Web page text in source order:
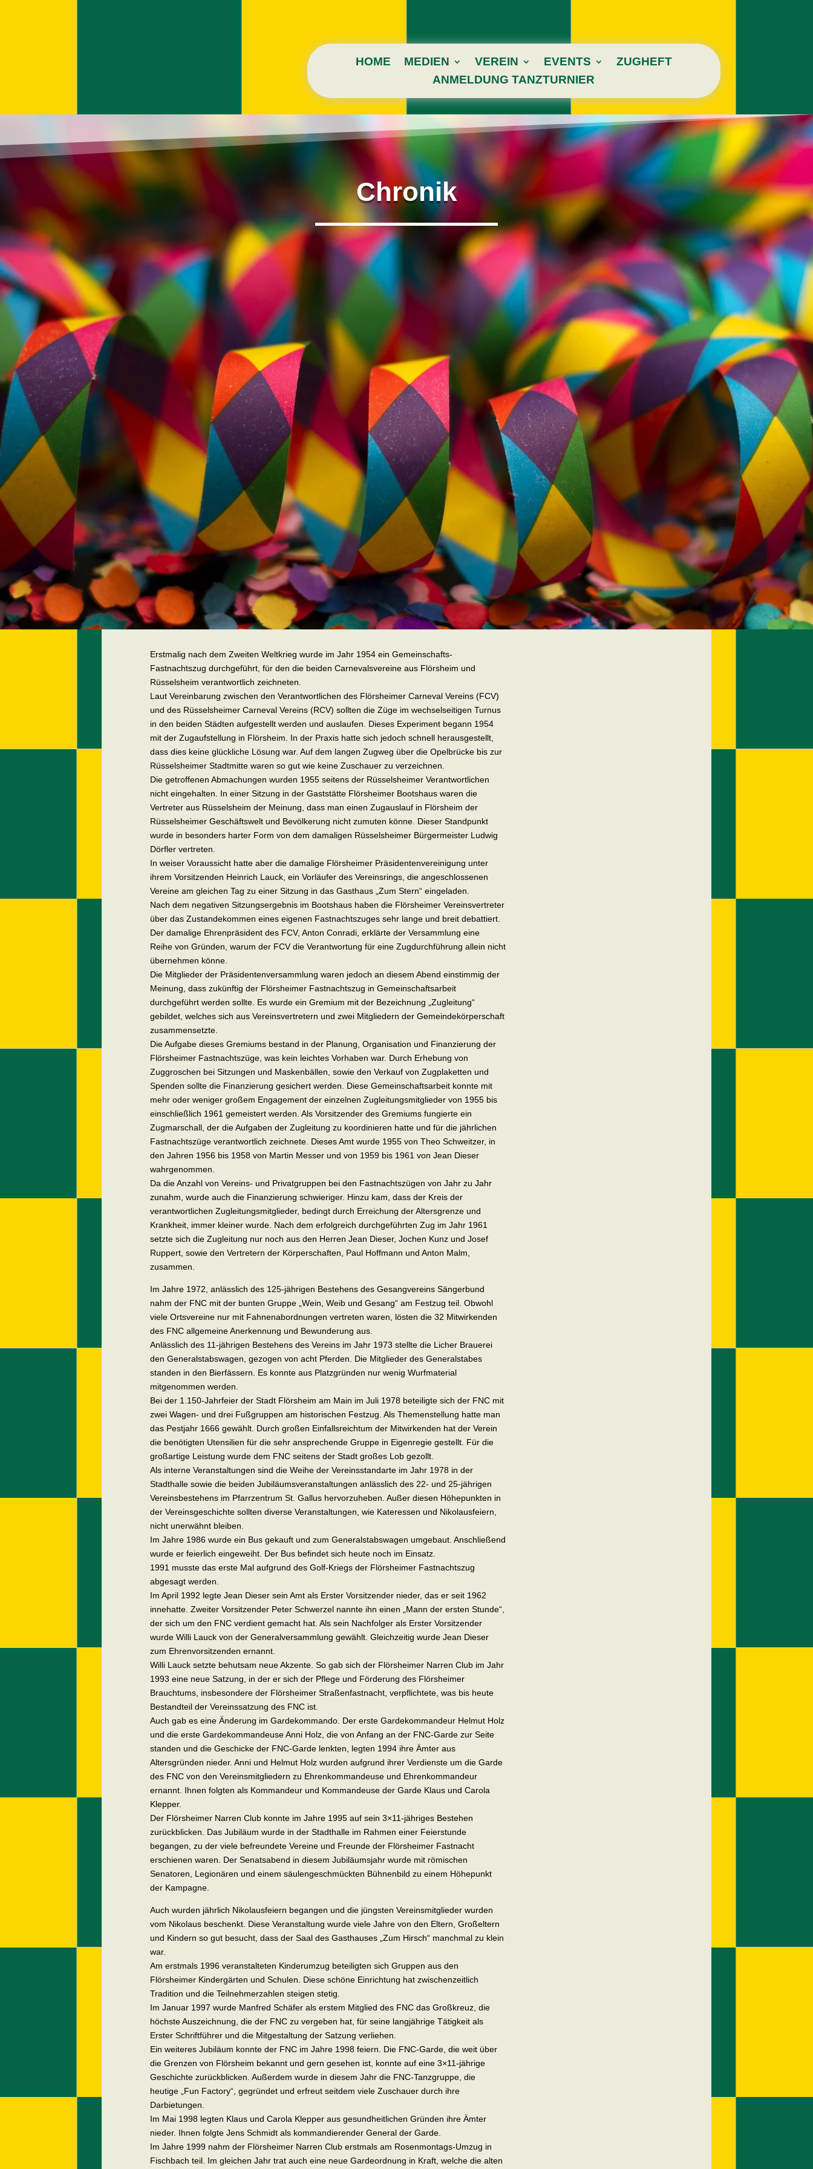
HOME MEDIEN VEREIN EVENTS
ZUGHEFT
ANMELDUNG TANZTURNIER
Chronik
Erstmalig nach dem Zweiten Weltkrieg wurde im Jahr 1954 ein Gemeinschafts-
Fastnachtszug durchgeführt, für den die beiden Carnevalsvereine aus Flörsheim und
Rüsselsheim verantwortlich zeichneten.
Laut Vereinbarung zwischen den Verantwortlichen des Flörsheimer Carneval Vereins (FCV)
und des Rüsselsheimer Carneval Vereins (RCV) sollten die Züge im wechselseitigen Turnus
in den beiden Städten aufgestellt werden und auslaufen. Dieses Experiment begann 1954
mit der Zugaufstellung in Flörsheim. In der Praxis hatte sich jedoch schnell herausgestellt,
dass dies keine glückliche Lösung war. Auf dem langen Zugweg über die Opelbrücke bis zur
Rüsselsheimer Stadtmitte waren so gut wie keine Zuschauer zu verzeichnen.
Die getroffenen Abmachungen wurden 1955 seitens der Rüsselsheimer Verantwortlichen
nicht eingehalten. In einer Sitzung in der Gaststätte Flörsheimer Bootshaus waren die
Vertreter aus Rüsselsheim der Meinung, dass man einen Zugauslauf in Flörsheim der
Rüsselsheimer Geschäftswelt und Bevölkerung nicht zumuten könne. Dieser Standpunkt
wurde in besonders harter Form von dem damaligen Rüsselsheimer Bürgermeister Ludwig
Dörfler vertreten.
In weiser Voraussicht hatte aber die damalige Flörsheimer Präsidentenvereinigung unter
ihrem Vorsitzenden Heinrich Lauck, ein Vorläufer des Vereinsrings, die angeschlossenen
Vereine am gleichen Tag zu einer Sitzung in das Gasthaus „Zum Stern“ eingeladen.
Nach dem negativen Sitzungsergebnis im Bootshaus haben die Flörsheimer Vereinsvertreter
über das Zustandekommen eines eigenen Fastnachtszuges sehr lange und breit debattiert.
Der damalige Ehrenpräsident des FCV, Anton Conradi, erklärte der Versammlung eine
Reihe von Gründen, warum der FCV die Verantwortung für eine Zugdurchführung allein nicht
übernehmen könne.
Die Mitglieder der Präsidentenversammlung waren jedoch an diesem Abend einstimmig der
Meinung, dass zukünftig der Flörsheimer Fastnachtszug in Gemeinschaftsarbeit
durchgeführt werden sollte. Es wurde ein Gremium mit der Bezeichnung „Zugleitung“
gebildet, welches sich aus Vereinsvertretern und zwei Mitgliedern der Gemeindekörperschaft
zusammensetzte.
Die Aufgabe dieses Gremiums bestand in der Planung, Organisation und Finanzierung der
Flörsheimer Fastnachtszüge, was kein leichtes Vorhaben war. Durch Erhebung von
Zuggroschen bei Sitzungen und Maskenbällen, sowie den Verkauf von Zugplaketten und
Spenden sollte die Finanzierung gesichert werden. Diese Gemeinschaftsarbeit konnte mit
mehr oder weniger großem Engagement der einzelnen Zugleitungsmitglieder von 1955 bis
einschließlich 1961 gemeistert werden. Als Vorsitzender des Gremiums fungierte ein
Zugmarschall, der die Aufgaben der Zugleitung zu koordinieren hatte und für die jährlichen
Fastnachtszüge verantwortlich zeichnete. Dieses Amt wurde 1955 von Theo Schweitzer, in
den Jahren 1956 bis 1958 von Martin Messer und von 1959 bis 1961 von Jean Dieser
wahrgenommen.
Da die Anzahl von Vereins- und Privatgruppen bei den Fastnachtszügen von Jahr zu Jahr
zunahm, wurde auch die Finanzierung schwieriger. Hinzu kam, dass der Kreis der
verantwortlichen Zugleitungsmitglieder, bedingt durch Erreichung der Altersgrenze und
Krankheit, immer kleiner wurde. Nach dem erfolgreich durchgeführten Zug im Jahr 1961
setzte sich die Zugleitung nur noch aus den Herren Jean Dieser, Jochen Kunz und Josef
Ruppert, sowie den Vertretern der Körperschaften, Paul Hoffmann und Anton Malm,
zusammen.
Im Jahre 1972, anlässlich des 125-jährigen Bestehens des Gesangvereins Sängerbund
nahm der FNC mit der bunten Gruppe „Wein, Weib und Gesang“ am Festzug teil. Obwohl
viele Ortsvereine nur mit Fahnenabordnungen vertreten waren, lösten die 32 Mitwirkenden
des FNC allgemeine Anerkennung und Bewunderung aus.
Anlässlich des 11-jährigen Bestehens des Vereins im Jahr 1973 stellte die Licher Brauerei
den Generalstabswagen, gezogen von acht Pferden. Die Mitglieder des Generalstabes
standen in den Bierfässern. Es konnte aus Platzgründen nur wenig Wurfmaterial
mitgenommen werden.
Bei der 1.150-Jahrfeier der Stadt Flörsheim am Main im Juli 1978 beteiligte sich der FNC mit
zwei Wagen- und drei Fußgruppen am historischen Festzug. Als Themenstellung hatte man
das Pestjahr 1666 gewählt. Durch großen Einfallsreichtum der Mitwirkenden hat der Verein
die benötigten Utensilien für die sehr ansprechende Gruppe in Eigenregie gestellt. Für die
großartige Leistung wurde dem FNC seitens der Stadt großes Lob gezollt.
Als interne Veranstaltungen sind die Weihe der Vereinsstandarte im Jahr 1978 in der
Stadthalle sowie die beiden Jubiläumsveranstaltungen anlässlich des 22- und 25-jährigen
Vereinsbestehens im Pfarrzentrum St. Gallus hervorzuheben. Außer diesen Höhepunkten in
der Vereinsgeschichte sollten diverse Veranstaltungen, wie Kateressen und Nikolausfeiern,
nicht unerwähnt bleiben.
Im Jahre 1986 wurde ein Bus gekauft und zum Generalstabswagen umgebaut. Anschließend
wurde er feierlich eingeweiht. Der Bus befindet sich heute noch im Einsatz.
1991 musste das erste Mal aufgrund des Golf-Kriegs der Flörsheimer Fastnachtszug
abgesagt werden.
Im April 1992 legte Jean Dieser sein Amt als Erster Vorsitzender nieder, das er seit 1962
innehatte. Zweiter Vorsitzender Peter Schwerzel nannte ihn einen „Mann der ersten Stunde“,
der sich um den FNC verdient gemacht hat. Als sein Nachfolger als Erster Vorsitzender
wurde Willi Lauck von der Generalversammlung gewählt. Gleichzeitig wurde Jean Dieser
zum Ehrenvorsitzenden ernannt.
Willi Lauck setzte behutsam neue Akzente. So gab sich der Flörsheimer Narren Club im Jahr
1993 eine neue Satzung, in der er sich der Pflege und Förderung des Flörsheimer
Brauchtums, insbesondere der Flörsheimer Straßenfastnacht, verpflichtete, was bis heute
Bestandteil der Vereinssatzung des FNC ist.
Auch gab es eine Änderung im Gardekommando. Der erste Gardekommandeur Helmut Holz
und die erste Gardekommandeuse Anni Holz, die von Anfang an der FNC-Garde zur Seite
standen und die Geschicke der FNC-Garde lenkten, legten 1994 ihre Ämter aus
Altersgründen nieder. Anni und Helmut Holz wurden aufgrund ihrer Verdienste um die Garde
des FNC von den Vereinsmitgliedern zu Ehrenkommandeuse und Ehrenkommandeur
ernannt. Ihnen folgten als Kommandeur und Kommandeuse der Garde Klaus und Carola
Klepper.
Der Flörsheimer Narren Club konnte im Jahre 1995 auf sein 3×11-jähriges Bestehen
zurückblicken. Das Jubiläum wurde in der Stadthalle im Rahmen einer Feierstunde
begangen, zu der viele befreundete Vereine und Freunde der Flörsheimer Fastnacht
erschienen waren. Der Senatsabend in diesem Jubiläumsjahr wurde mit römischen
Senatoren, Legionären und einem säulengeschmückten Bühnenbild zu einem Höhepunkt
der Kampagne.
Auch wurden jährlich Nikolausfeiern begangen und die jüngsten Vereinsmitglieder wurden
vom Nikolaus beschenkt. Diese Veranstaltung wurde viele Jahre von den Eltern, Großeltern
und Kindern so gut besucht, dass der Saal des Gasthauses „Zum Hirsch“ manchmal zu klein
war.
Am erstmals 1996 veranstalteten Kinderumzug beteiligten sich Gruppen aus den
Flörsheimer Kindergärten und Schulen. Diese schöne Einrichtung hat zwischenzeitlich
Tradition und die Teilnehmerzahlen steigen stetig.
Im Januar 1997 wurde Manfred Schäfer als erstem Mitglied des FNC das Großkreuz, die
höchste Auszeichnung, die der FNC zu vergeben hat, für seine langjährige Tätigkeit als
Erster Schriftführer und die Mitgestaltung der Satzung verliehen.
Ein weiteres Jubiläum konnte der FNC im Jahre 1998 feiern. Die FNC-Garde, die weit über
die Grenzen von Flörsheim bekannt und gern gesehen ist, konnte auf eine 3×11-jährige
Geschichte zurückblicken. Außerdem wurde in diesem Jahr die FNC-Tanzgruppe, die
heutige „Fun Factory“, gegründet und erfreut seitdem viele Zuschauer durch ihre
Darbietungen.
Im Mai 1998 legten Klaus und Carola Klepper aus gesundheitlichen Gründen ihre Ämter
nieder. Ihnen folgte Jens Schmidt als kommandierender General der Garde.
Im Jahre 1999 nahm der Flörsheimer Narren Club erstmals am Rosenmontags-Umzug in
Fischbach teil. Im gleichen Jahr trat auch eine neue Gardeordnung in Kraft, welche die alten